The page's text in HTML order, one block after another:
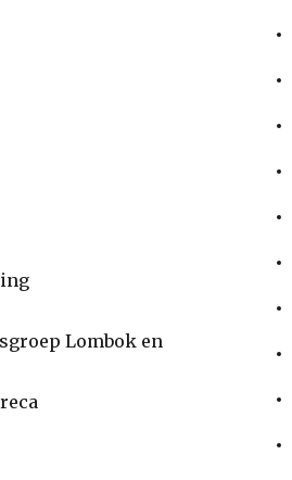
Lombok en